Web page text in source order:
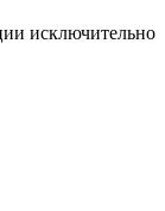
исключительно